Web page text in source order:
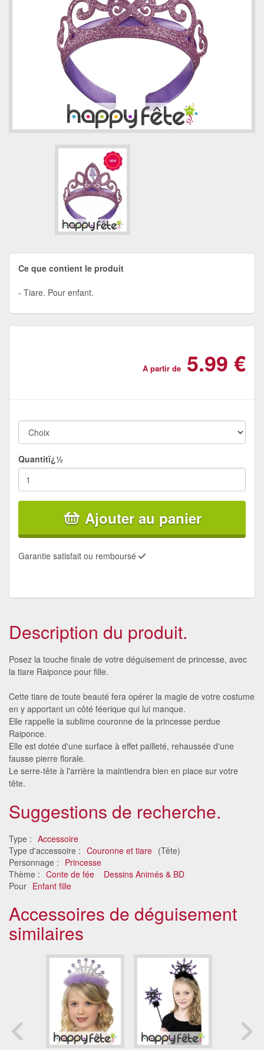
Ce que contient le produit
Tiare. Pour enfant.
A partir de 5.99 €
Quantitï¿½
Ajouter au panier
Garantie satisfait ou remboursé
Description du produit.
Posez la touche finale de votre déguisement de princesse, avec
la tiare Raiponce pour fille.
Cette tiare de toute beauté fera opérer la magie de votre costume
en y apportant un côté féerique qui lui manque.
Elle rappelle la sublime couronne de la princesse perdue
Raiponce.
Elle est dotée d'une surface à effet pailleté, rehaussée d'une
fausse pierre florale.
Le serre-tête à l'arrière la maintiendra bien en place sur votre
tête.
Suggestions de recherche.
Type : Accessoire
Type d'accessoire : Couronne et tiare (Tête)
Personnage : Princesse
Thème : Conte de fée
Dessins Animés & BD
Pour Enfant fille
Accessoires de déguisement
similaires